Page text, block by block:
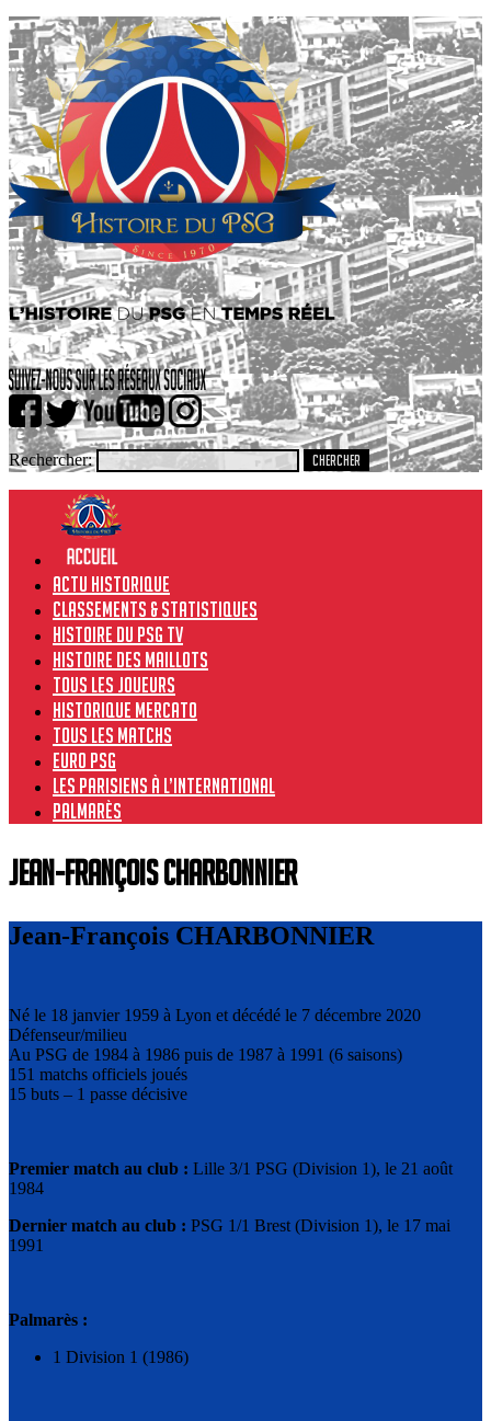
Rechercher:
Actu historique
Classements & Statistiques
Histoire du PSG TV
Histoire des maillots
Tous les joueurs
Historique Mercato
Tous les matchs
Euro PSG
Les Parisiens à l’international
Palmarès
Jean-François CHARBONNIER
Jean-François CHARBONNIER
Né le 18 janvier 1959 à Lyon et décédé le 7 décembre 2020
Défenseur/milieu
Au PSG de 1984 à 1986 puis de 1987 à 1991 (6 saisons)
151 matchs officiels joués
15 buts – 1 passe décisive
Premier match au club : Lille 3/1 PSG (Division 1), le 21 août
1984
Dernier match au club : PSG 1/1 Brest (Division 1), le 17 mai
1991
Palmarès :
1 Division 1 (1986)